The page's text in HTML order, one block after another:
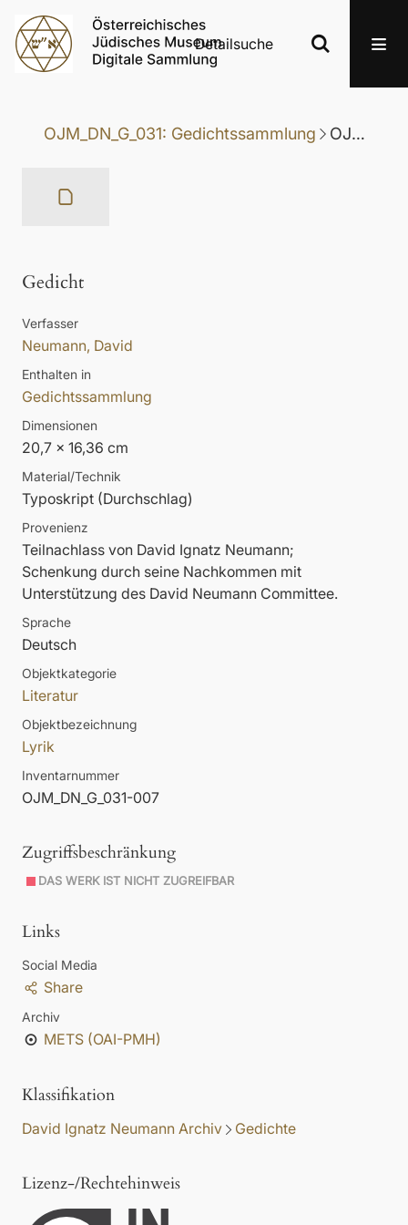
Detailsuche
OJM_DN_G_031: Gedichtssammlung OJM_DN_G_031-007: Gedicht
Gedicht
Verfasser
Neumann, David
Enthalten in
Gedichtssammlung
Dimensionen
20,7 x 16,36 cm
Material/Technik
Typoskript (Durchschlag)
Provenienz
Teilnachlass von David Ignatz Neumann;
Schenkung durch seine Nachkommen mit
Unterstützung des David Neumann Committee.
Sprache
Deutsch
Objektkategorie
Literatur
Objektbezeichnung
Lyrik
Inventarnummer
OJM_DN_G_031-007
Zugriffsbeschränkung
DAS WERK IST NICHT ZUGREIFBAR
Links
Social Media
Share
Archiv
METS (OAI-PMH)
Klassifikation
David Ignatz Neumann Archiv Gedichte
Lizenz-/Rechtehinweis